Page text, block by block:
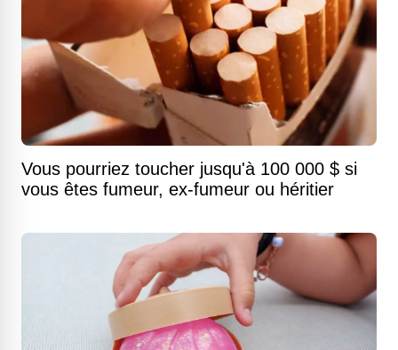
Vous pourriez toucher jusqu'à 100 000 $ si
vous êtes fumeur, ex-fumeur ou héritier